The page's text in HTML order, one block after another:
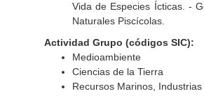
Vida de Especies Ícticas. -
Naturales Piscícolas.
Actividad Grupo (códigos SIC):
Medioambiente
Ciencias de la Tierra
Recursos Marinos,